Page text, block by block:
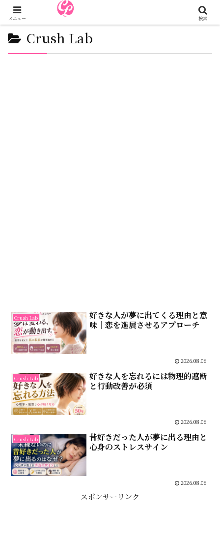
Crush Lab
Crush Lab
好きな人が夢に出てくる理由と意
味｜恋を進展させるアプローチ
2026.08.06
Crush Lab
好きな人を忘れるには物理的遮断
と行動改善が必須
2026.08.06
Crush Lab
昔好きだった人が夢に出る理由と
心身のストレスサイン
2026.08.06
スポンサーリンク
メニュー 検索